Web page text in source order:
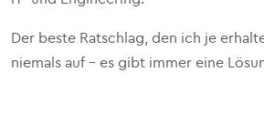
Der beste Ratschlag, den ich je
niemals auf – es gibt immer eine